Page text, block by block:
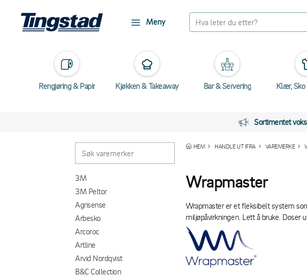
Meny
Rengjøring & Papir Kjøkken & Takeaway Bar & Servering Klær,
Sortimentet
3M
3M Peltor
Agrisense
Arbesko
Arcoroc
Artline
Arvid Nordqvist
B&C Collection
HEM HANDLE UT IFRA VAREMERKE
Wrapmaster
Wrapmaster er et fleksibelt system
miljøpåvirkningen. Lett å bruke. Doser